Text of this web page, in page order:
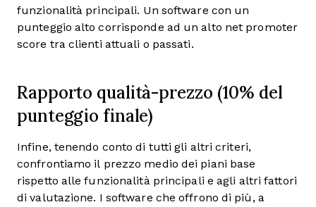
funzionalità principali. Un software con un
punteggio alto corrisponde ad un alto net promoter
score tra clienti attuali o passati.
Rapporto qualità-prezzo (10% del
punteggio finale)
Infine, tenendo conto di tutti gli altri criteri,
confrontiamo il prezzo medio dei piani base
rispetto alle funzionalità principali e agli altri fattori
di valutazione. I software che offrono di più, a